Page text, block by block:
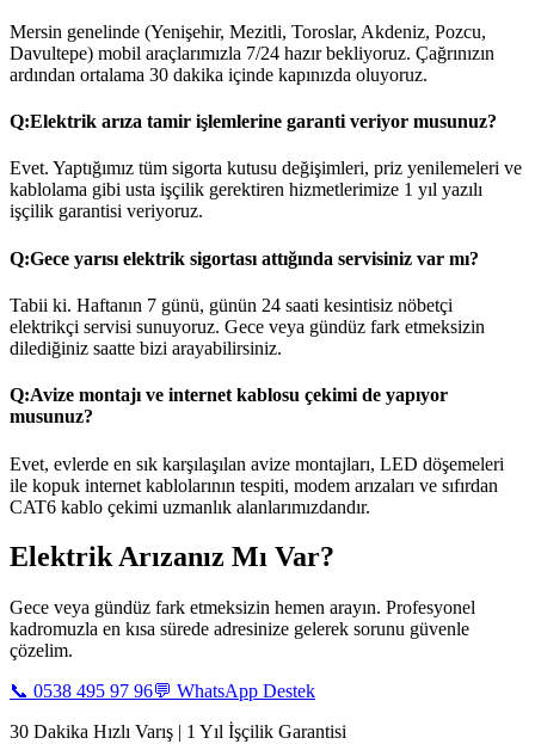
Mersin genelinde (Yenişehir, Mezitli, Toroslar, Akdeniz, Pozcu,
Davultepe) mobil araçlarımızla 7/24 hazır bekliyoruz. Çağrınızın
ardından ortalama 30 dakika içinde kapınızda oluyoruz.
Q:Elektrik arıza tamir işlemlerine garanti veriyor musunuz?
Evet. Yaptığımız tüm sigorta kutusu değişimleri, priz yenilemeleri ve
kablolama gibi usta işçilik gerektiren hizmetlerimize 1 yıl yazılı
işçilik garantisi veriyoruz.
Q:Gece yarısı elektrik sigortası attığında servisiniz var mı?
Tabii ki. Haftanın 7 günü, günün 24 saati kesintisiz nöbetçi
elektrikçi servisi sunuyoruz. Gece veya gündüz fark etmeksizin
dilediğiniz saatte bizi arayabilirsiniz.
Q:Avize montajı ve internet kablosu çekimi de yapıyor
musunuz?
Evet, evlerde en sık karşılaşılan avize montajları, LED döşemeleri
ile kopuk internet kablolarının tespiti, modem arızaları ve sıfırdan
CAT6 kablo çekimi uzmanlık alanlarımızdandır.
Elektrik Arızanız Mı Var?
Gece veya gündüz fark etmeksizin hemen arayın. Profesyonel
kadromuzla en kısa sürede adresinize gelerek sorunu güvenle
çözelim.
📞 0538 495 97 96💬 WhatsApp Destek
30 Dakika Hızlı Varış | 1 Yıl İşçilik Garantisi